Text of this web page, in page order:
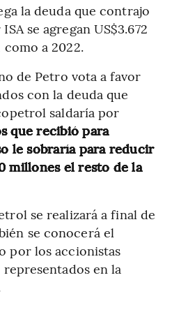
la deuda que contrajo
se agregan US$3.672
a 2022.
de Petro vota a favor
con la deuda que
saldaría por
que recibió para
le sobraría para reducir
millones el resto de la
se realizará a final de
se conocerá el
por los accionistas
en la